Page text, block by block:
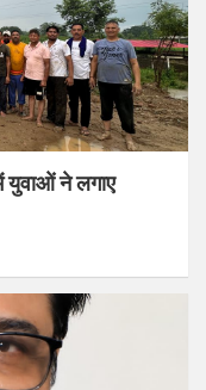
युवाओं ने लगाए